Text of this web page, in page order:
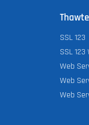
Thawte
SSL 123
SSL 123
Web
Web
Web